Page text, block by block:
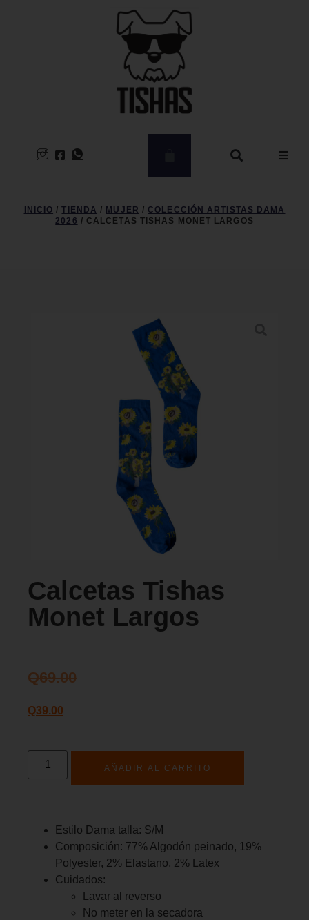
PERFORMANCE SPORTS
INICIO /TIENDA / MUJER / COLECCIÓN ARTISTAS DAMA
2026 / CALCETAS TISHAS MONET LARGOS
Calcetas Tishas
Monet Largos
Q69.00
Q39.00
AÑADIR AL CARRITO
Estilo Dama talla: S/M
Composición: 77% Algodón peinado, 19%
Polyester, 2% Elastano, 2% Latex
Cuidados:
Lavar al reverso
No meter en la secadora